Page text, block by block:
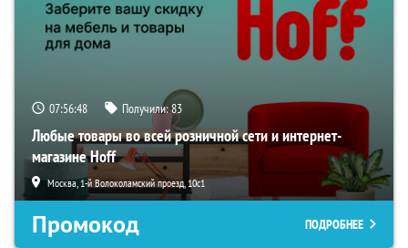
07:56:47 Получили:83
Любые товары во всей розничной сети и интернет-
магазине Hoff
Москва, 1-й Волоколамский проезд, 10с1
Промокод ПОДРОБНЕЕ